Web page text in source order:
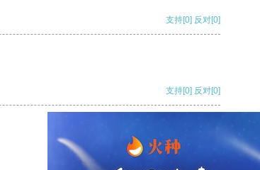
支持[0] 反对[0]
支持[0] 反对[0]